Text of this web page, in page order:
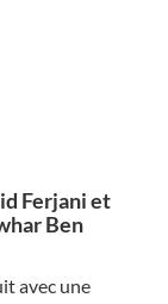
Ferjani et
Ben
avec une